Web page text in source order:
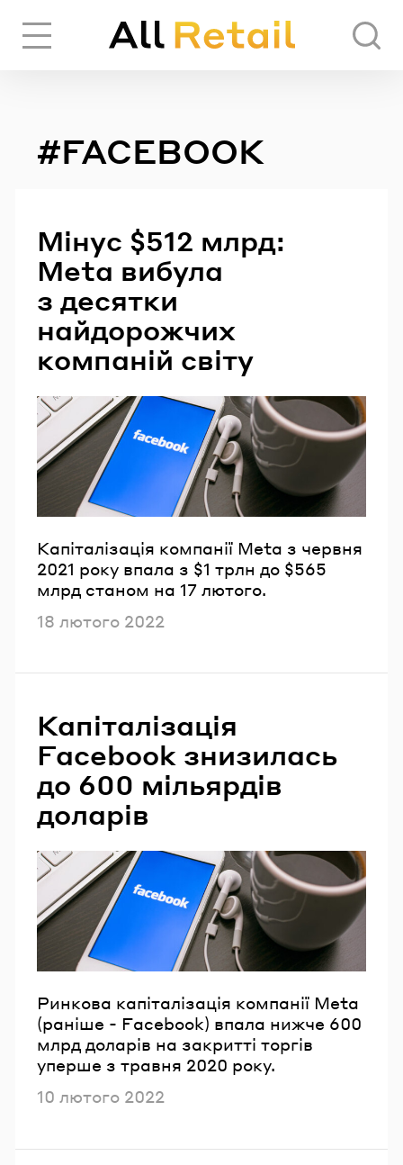
#FACEBOOK
Мінус $512 млрд:
Meta вибула
з десятки
найдорожчих
компаній світу
Капіталізація компанії Meta з червня
2021 року впала з $1 трлн до $565
млрд станом на 17 лютого.
Опубліковано
18 лютого 2022
Капіталізація
Facebook знизилась
до 600 мільярдів
доларів
Ринкова капіталізація компанії Meta
(раніше - Facebook) впала нижче 600
млрд доларів на закритті торгів
уперше з травня 2020 року.
Опубліковано
10 лютого 2022
ЧЕРЕЗ СОЦІАЛЬНІ МЕРЕЖІ
GOOGLE
АБО
Email
Пароль
Забули пароль?